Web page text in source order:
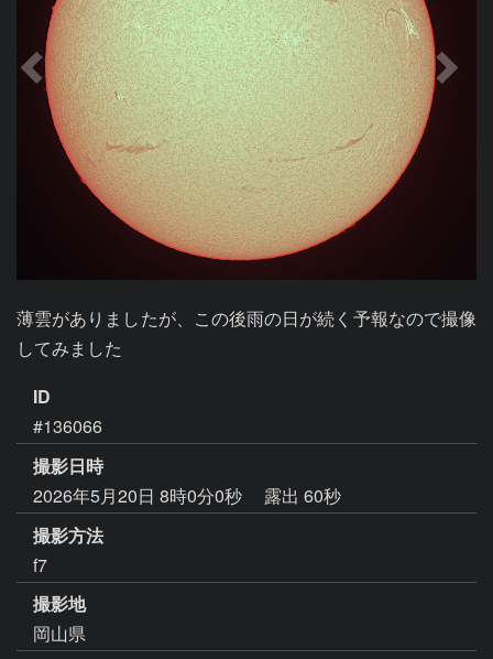
薄雲がありましたが、この後雨の日が続く予報なので撮像
してみました
ID
#136066
撮影日時
2026年5月20日 8時0分0秒
露出 60秒
撮影方法
f7
撮影地
岡山県